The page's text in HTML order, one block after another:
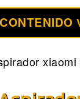
CONTENIDO